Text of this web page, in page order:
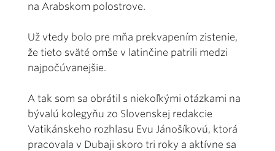
na Arabskom polostrove.
Už vtedy bolo pre mňa prekvapením zistenie,
že tieto sväté omše v latinčine patrili medzi
najpočúvanejšie.
A tak som sa obrátil s niekoľkými otázkami na
bývalú kolegyňu zo Slovenskej redakcie
Vatikánskeho rozhlasu Evu Jánošíkovú, ktorá
pracovala v Dubaji skoro tri roky a aktívne sa